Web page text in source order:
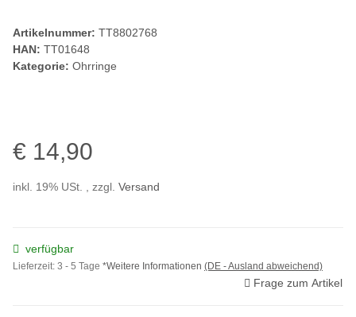
Artikelnummer: TT8802768
HAN: TT01648
Kategorie: Ohrringe
€ 14,90
inkl. 19% USt. , zzgl. Versand
verfügbar
Lieferzeit: 3 - 5 Tage *Weitere Informationen (DE - Ausland abweichend)
Frage zum Artikel